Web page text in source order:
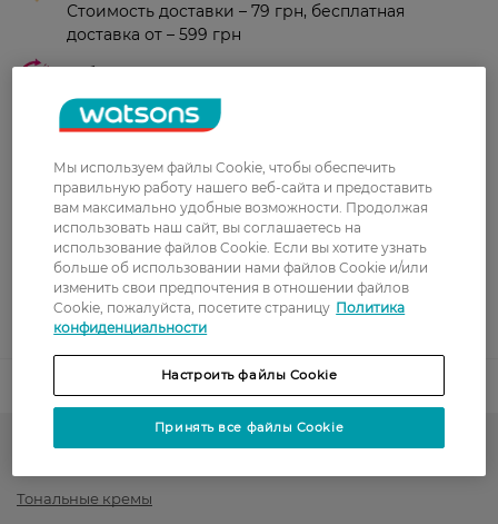
Стоимость доставки – 79 грн, бесплатная
доставка от – 599 грн
Стоимость доставки – 0 грн
Оплата
Оплата картой
Послеоплата
Показать больше
Тональные кремы
Мы используем файлы Cookie, чтобы обеспечить
правильную работу нашего веб-сайта и предоставить
вам максимально удобные возможности. Продолжая
использовать наш сайт, вы соглашаетесь на
использование файлов Cookie. Если вы хотите узнать
больше об использовании нами файлов Cookie и/или
изменить свои предпочтения в отношении файлов
Cookie, пожалуйста, посетите страницу Политика
конфиденциальности
Настроить файлы Cookie
Принять все файлы Cookie